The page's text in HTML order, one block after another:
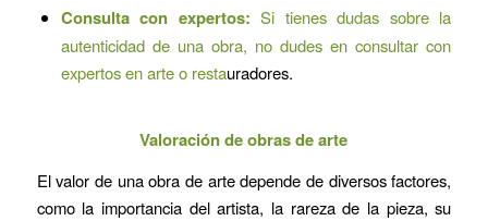
Consulta con expertos: Si tienes dudas sobre la
autenticidad de una obra, no dudes en consultar con
expertos en arte o restauradores.
Valoración de obras de arte
El valor de una obra de arte depende de diversos factores,
como la importancia del artista, la rareza de la pieza, su